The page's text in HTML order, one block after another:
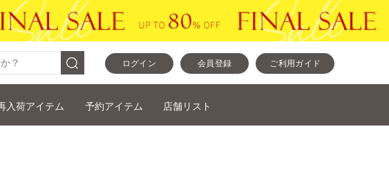
ログイン 会員登録 ご利用ガイド
入荷アイテム 予約アイテム 店舗リスト